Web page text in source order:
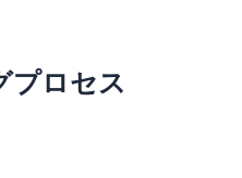
プロセス